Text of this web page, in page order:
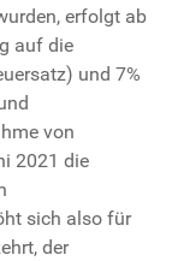
erfolgt ab
auf die
und 7%
von
2021 die
sich also für
der